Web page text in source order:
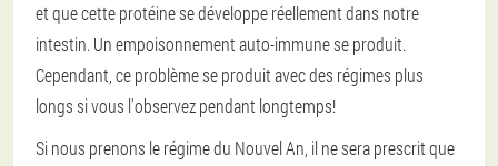
et que cette protéine se développe réellement dans notre
intestin. Un empoisonnement auto-immune se produit.
Cependant, ce problème se produit avec des régimes plus
longs si vous l'observez pendant longtemps!
Si nous prenons le régime du Nouvel An, il ne sera prescrit que